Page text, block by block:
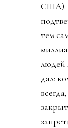
США).
тем
людей
дал: